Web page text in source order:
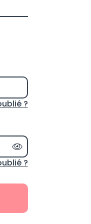
?
Afficher le mot
?